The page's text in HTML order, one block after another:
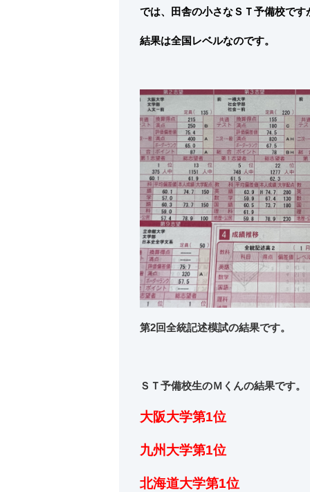
では、田舎の小さなＳＴ予備校です
結果は全国レベルなのです。
第2回全統記述模試の結果です。
ＳＴ予備校生のＭくんの結果です。
大阪大学第1位
九州大学第1位
北海道大学第1位